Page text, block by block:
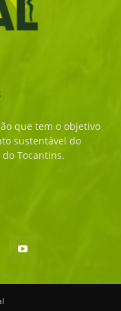
que tem o objetivo
sustentável do
Tocantins.